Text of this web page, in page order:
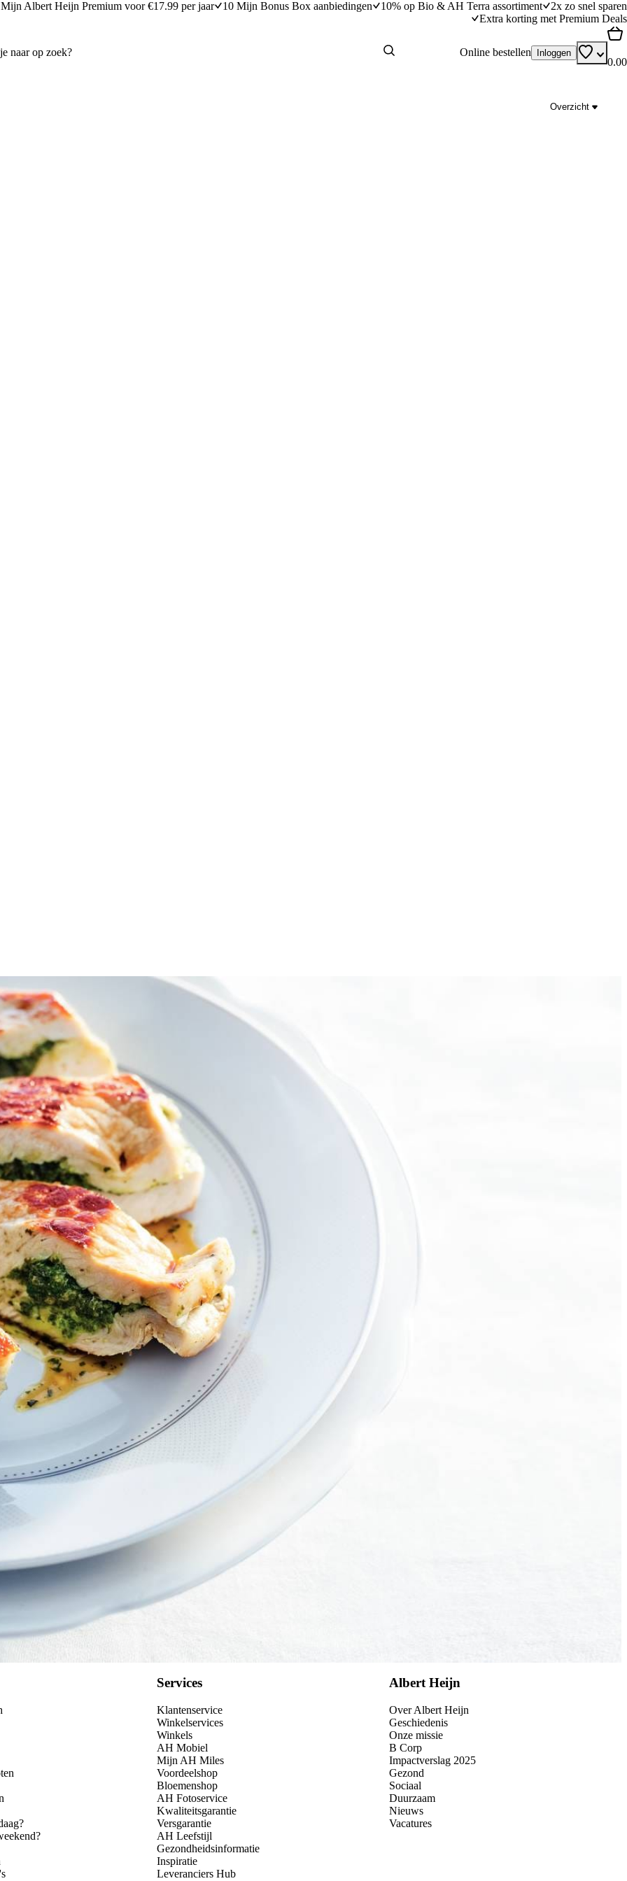
Mijn Albert Heijn Premium voor €17.99 per jaar 10 Mijn Bonus Box aanbiedingen 10% op Bio & AH Terra assortiment
2x zo snel sparen
Extra korting met Premium Deals
Online bestellen Inloggen
0.00
Overzicht
Kies producten
kerstdiner
envelopje ontstaat. Pers 1/2 limoen uit. Pureer de knoflook, de munt, de mosterd, 1 el olie, het limoensap en peper en zout tot een
en zout en bak het op middelhoog vuur rondom bruin. Laat het vlees op laag vuur in ca. 12 min. gaar worden.
de rest van de limoen in partjes. Snijd het vlees in plakken en verdeel over 4 borden. Garneer met de limoen. Lekker met
in de koelkast, en laat voor het braden op kamertemperatuur komen.
Wat vond je van dit recept?
Services
Klantenservice
Winkelservices
Winkels
AH Mobiel
Mijn AH Miles
Voordeelshop
Bloemenshop
AH Fotoservice
Kwaliteitsgarantie
Versgarantie
AH Leefstijl
Gezondheidsinformatie
Inspiratie
Leveranciers Hub
Albert Heijn
Over Albert Heijn
Geschiedenis
Onze missie
B Corp
Impactverslag 2025
Gezond
Sociaal
Duurzaam
Nieuws
Vacatures